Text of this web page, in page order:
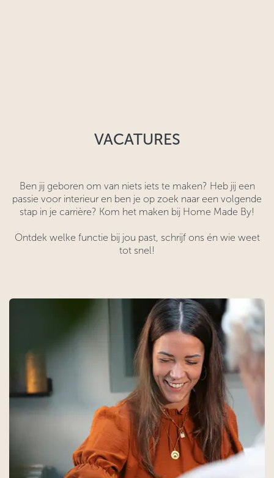
VACATURES
Ben jij geboren om van niets iets te maken? Heb jij een
passie voor interieur en ben je op zoek naar een volgende
stap in je carrière? Kom het maken bij Home Made By!
Ontdek welke functie bij jou past, schrijf ons én wie weet
tot snel!